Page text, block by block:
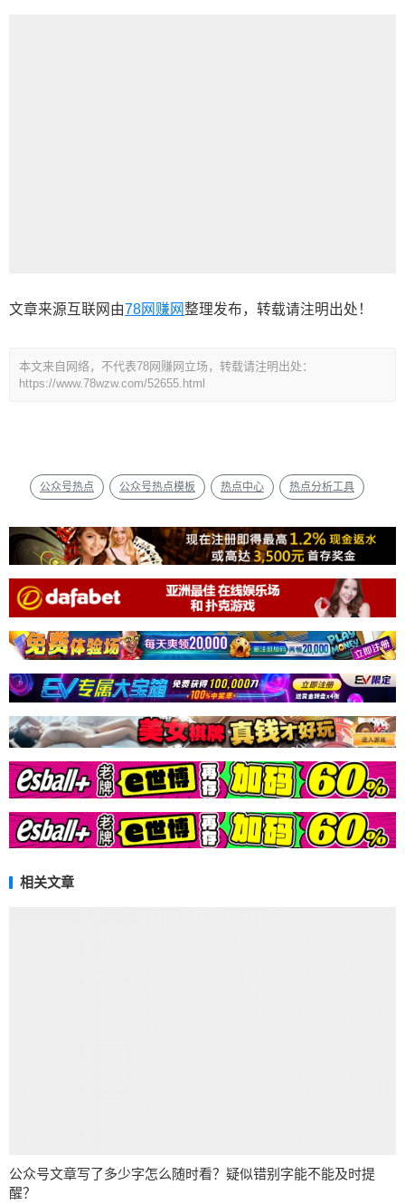
文章来源互联网由78网赚网整理发布，转载请注明出处！
本文来自网络，不代表78网赚网立场，转载请注明出处：
https://www.78wzw.com/52655.html
公众号热点 公众号热点模板 热点中心 热点分析工具
相关文章
公众号文章写了多少字怎么随时看？疑似错别字能不能及时提
醒？